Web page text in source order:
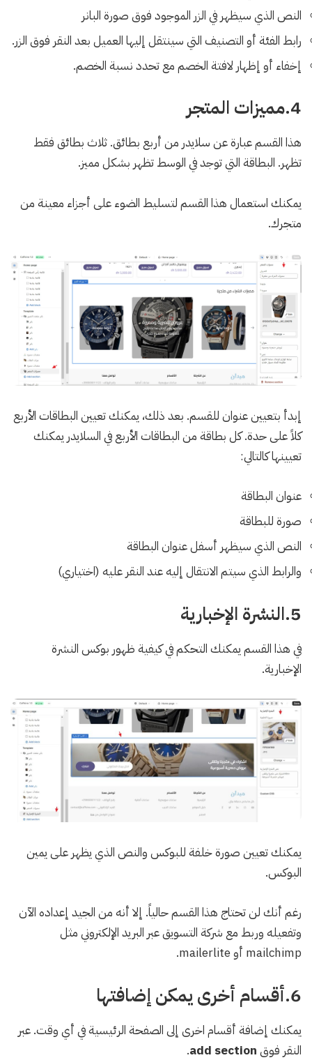
النص الذي سيظهر في الزر الموجود فوق صورة البانر
رابط الفئة أو التصنيف التي سينتقل إليها العميل بعد النقر فوق الزر.
إخفاء أو إظهار لافتة الخصم مع تحدد نسبة الخصم.
4.مميزات المتجر
هذا القسم عبارة عن سلايدر من أربع بطائق. ثلاث بطائق فقط
تظهر. البطاقة التي توجد في الوسط تظهر بشكل مميز.
يمكنك استعمال هذا القسم لتسليط الضوء على أجزاء معينة من
متجرك.
إبدأ بتعيين عنوان للقسم. بعد ذلك، يمكنك تعيين البطاقات الأربع
كلاً على حدة. كل بطاقة من البطاقات الأربع في السلايدر يمكنك
تعيينها كالتالي:
عنوان البطاقة
صورة للبطاقة
النص الذي سيظهر أسفل عنوان البطاقة
والرابط الذي سيتم الانتقال إليه عند النقر عليه (اختياري)
5.النشرة الإخبارية
في هذا القسم يمكنك التحكم في كيفية ظهور بوكس النشرة
الإخبارية.
يمكنك تعيين صورة خلفة للبوكس والنص الذي يظهر على يمين
البوكس.
رغم أنك لن تحتاج هذا القسم حالياً. إلا أنه من الجيد إعداده الآن
وتفعيله وربط مع شركة التسويق عبر البريد الإلكتروني مثل
mailchimp أو mailerlite.
6.أقسام أخرى يمكن إضافتها
يمكنك إضافة أقسام اخرى إلى الصفحة الرئيسية في أي وقت. عبر
النقر فوقadd section
.